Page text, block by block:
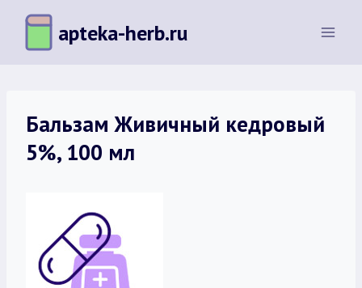
Перейти
содержимому
apteka-herb.ru
Бальзам Живичный кедровый
5%, 100 мл